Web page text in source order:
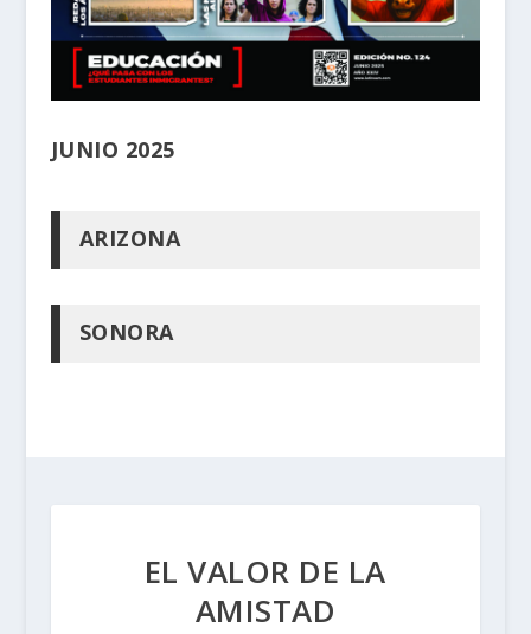
JUNIO 2025
ARIZONA
SONORA
EL VALOR DE LA
AMISTAD